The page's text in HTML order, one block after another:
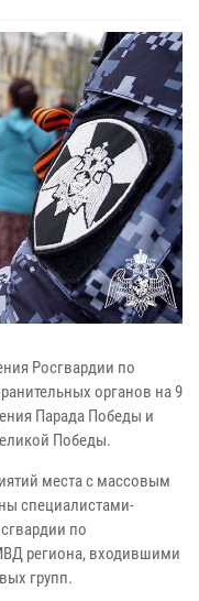
Росгвардии по
органов на 9
Парада Победы и
Победы.
места с массовым
специалистами-
по
региона, входившими
групп.